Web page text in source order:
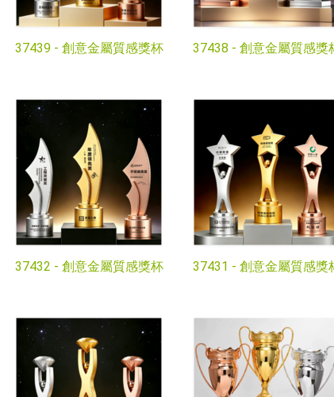
37439 - 創意金屬質感獎杯 37438 - 創意金屬質感獎
37432 - 創意金屬質感獎杯 37431 - 創意金屬質感獎